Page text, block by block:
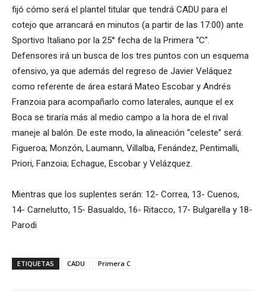
fijó cómo será el plantel titular que tendrá CADU para el
cotejo que arrancará en minutos (a partir de las 17:00) ante
Sportivo Italiano por la 25° fecha de la Primera “C”.
Defensores irá un busca de los tres puntos con un esquema
ofensivo, ya que además del regreso de Javier Veláquez
como referente de área estará Mateo Escobar y Andrés
Franzoia para acompañarlo como laterales, aunque el ex
Boca se tiraría más al medio campo a la hora de el rival
maneje al balón. De este modo, la alineación “celeste” será:
Figueroa; Monzón, Laumann, Villalba, Fenández, Pentimalli,
Priori, Fanzoia; Echague, Escobar y Velázquez.
Mientras que los suplentes serán: 12- Correa, 13- Cuenos,
14- Carnelutto, 15- Basualdo, 16- Ritacco, 17- Bulgarella y 18-
Parodi
ETIQUETAS CADU Primera C